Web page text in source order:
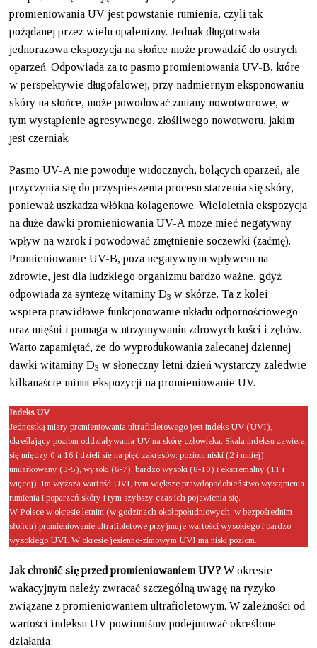
promieniowania UV jest powstanie rumienia, czyli tak
pożądanej przez wielu opalenizny. Jednak długotrwała
jednorazowa ekspozycja na słońce może prowadzić do ostrych
oparzeń. Odpowiada za to pasmo promieniowania UV-B, które
w perspektywie długofalowej, przy nadmiernym eksponowaniu
skóry na słońce, może powodować zmiany nowotworowe, w
tym wystąpienie agresywnego, złośliwego nowotworu, jakim
jest czerniak.
Pasmo UV-A nie powoduje widocznych, bolących oparzeń, ale
przyczynia się do przyspieszenia procesu starzenia się skóry,
ponieważ uszkadza włókna kolagenowe. Wieloletnia ekspozycja
na duże dawki promieniowania UV-A może mieć negatywny
wpływ na wzrok i powodować zmętnienie soczewki (zaćmę).
Promieniowanie UV-B, poza negatywnym wpływem na
zdrowie, jest dla ludzkiego organizmu bardzo ważne, gdyż
odpowiada za syntezę witaminy D3 w skórze. Ta z kolei
wspiera prawidłowe funkcjonowanie układu odpornościowego
oraz mięśni i pomaga w utrzymywaniu zdrowych kości i zębów.
Warto zapamiętać, że do wyprodukowania zalecanej dziennej
dawki witaminy D3 w słoneczny letni dzień wystarczy zaledwie
kilkanaście minut ekspozycji na promieniowanie UV.
Indeks UV
Jednostką miary promieniowania ultrafioletowego jest indeks UV (UVI),
określający poziom oddziaływania UV na skórę człowieka. Skala indeksu zawiera
się między 0 a 16 i dzieli się na pięć zakresów: poziom niski (2 i mniej),
umiarkowany (3-5), wysoki (6-7), bardzo wysoki (8-10) i ekstremalny (11 i
więcej). Im wyższa wartość UVI, tym większe prawdopodobieństwo wystąpienia
rumienia i poparzeń skóry i tym szybszy czas ich pojawienia się.
W Polsce w okresie letnim (w godzinach okołopołudniowych, w bezpośrednim
słońcu) promieniowanie ultrafioletowe przyjmuje wartości wysokiego i bardzo
wysokiego UVI. W okresie jesienno-zimowym UVI ma niski poziom.
Jak chronić się przed promieniowaniem UV? W okresie
wakacyjnym należy zwracać szczególną uwagę na ryzyko
związane z promieniowaniem ultrafioletowym. W zależności od
wartości indeksu UV powinniśmy podejmować określone
działania: